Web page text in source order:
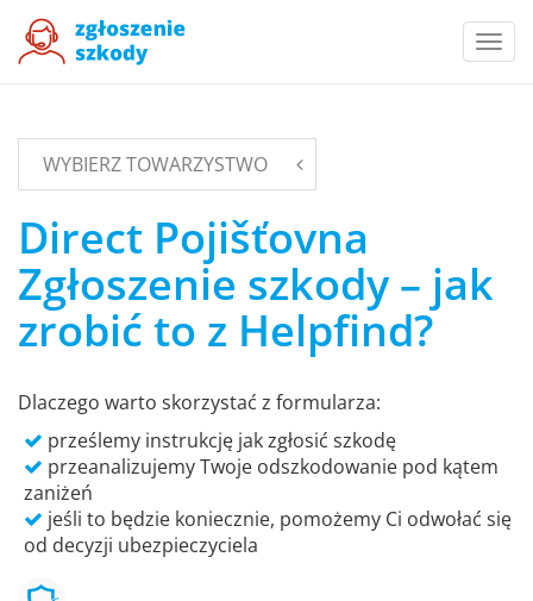
WYBIERZ TOWARZYSTWO
Direct Pojišťovna
Zgłoszenie szkody – jak
zrobić to z Helpfind?
Dlaczego warto skorzystać z formularza:
prześlemy instrukcję jak zgłosić szkodę
przeanalizujemy Twoje odszkodowanie pod kątem
zaniżeń
jeśli to będzie koniecznie, pomożemy Ci odwołać się
od decyzji ubezpieczyciela